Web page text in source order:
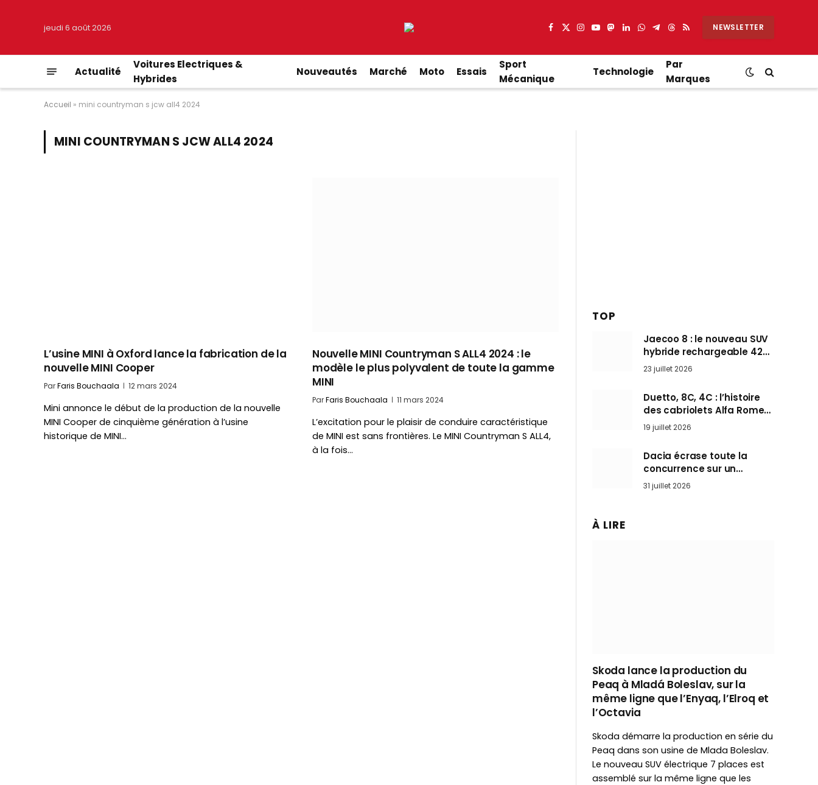
jeudi 6 août 2026 Facebook
X
Instagram
YouTube
Mastodon
LinkedIn
WhatsApp
Partager
Telegram
Threads
RSS NEWSLETTER
Actualité
Voitures Electriques &
Hybrides
Nouveautés Marché Moto Essais
Sport
Mécanique
Technologie
Par
Marques
Accueil » mini countryman s jcw all4 2024
MINI COUNTRYMAN S JCW ALL4 2024
L’usine MINI à Oxford lance la fabrication de la
nouvelle MINI Cooper
ParFaris Bouchaala 12 mars 2024
Mini annonce le début de la production de la nouvelle
MINI Cooper de cinquième génération à l’usine
historique de MINI…
Nouvelle MINI Countryman S ALL4 2024 : le
modèle le plus polyvalent de toute la gamme
MINI
ParFaris Bouchaala 11 mars 2024
L’excitation pour le plaisir de conduire caractéristique
de MINI est sans frontières. Le MINI Countryman S ALL4,
à la fois…
TOP
Jaecoo 8 : le nouveau SUV
hybride rechargeable 428
ch qui vise l’Audi Q7 arrive
en Europe cet automne
23 juillet 2026
Duetto, 8C, 4C : l’histoire
des cabriolets Alfa Romeo,
ces Spider qui ont défini
l’art de rouler cheveux au
vent
19 juillet 2026
Dacia écrase toute la
concurrence sur un
marché où personne ne
l’attendait
31 juillet 2026
À LIRE
Skoda lance la production du
Peaq à Mladá Boleslav, sur la
même ligne que l’Enyaq, l’Elroq et
l’Octavia
Skoda démarre la production en série du
Peaq dans son usine de Mlada Boleslav.
Le nouveau SUV électrique 7 places est
assemblé sur la même ligne que les